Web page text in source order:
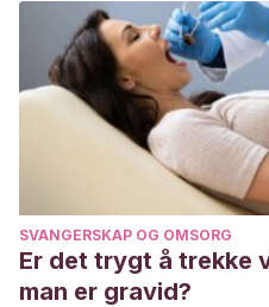
SVANGERSKAP OG OMSORG
Er det trygt å trekke
man er gravid?